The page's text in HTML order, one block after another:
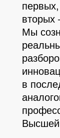
вторых
Мы
в